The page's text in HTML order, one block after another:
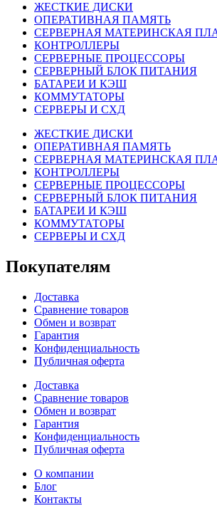
ЖЕСТКИЕ ДИСКИ
ОПЕРАТИВНАЯ ПАМЯТЬ
СЕРВЕРНАЯ МАТЕРИНСКАЯ
КОНТРОЛЛЕРЫ
СЕРВЕРНЫЕ ПРОЦЕССОРЫ
СЕРВЕРНЫЙ БЛОК ПИТАНИЯ
БАТАРЕИ И КЭШ
КОММУТАТОРЫ
СЕРВЕРЫ И СХД
ЖЕСТКИЕ ДИСКИ
ОПЕРАТИВНАЯ ПАМЯТЬ
СЕРВЕРНАЯ МАТЕРИНСКАЯ
КОНТРОЛЛЕРЫ
СЕРВЕРНЫЕ ПРОЦЕССОРЫ
СЕРВЕРНЫЙ БЛОК ПИТАНИЯ
БАТАРЕИ И КЭШ
КОММУТАТОРЫ
СЕРВЕРЫ И СХД
Покупателям
Доставка
Сравнение товаров
Обмен и возврат
Гарантия
Конфиденциальность
Публичная оферта
Доставка
Сравнение товаров
Обмен и возврат
Гарантия
Конфиденциальность
Публичная оферта
О компании
Блог
Контакты